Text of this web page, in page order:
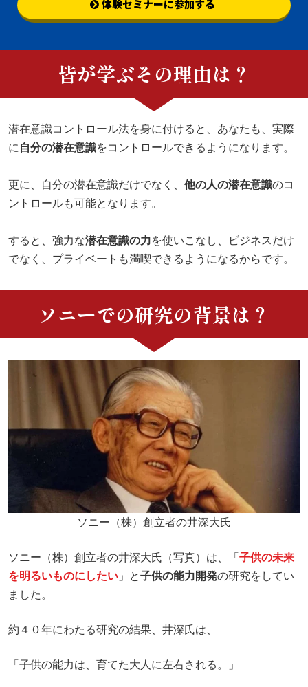
体験セミナーに参加する
皆が学ぶその理由は？
潜在意識コントロール法を身に付けると、あなたも、実際
に 自分の潜在意識をコントロールできるようになります。
更に、自分の潜在意識だけでなく、 他の人の潜在意識のコ
ントロールも可能となります。
すると、強力な潜在意識の力を使いこなし、ビジネスだけ
でなく、プライベートも満喫できるようになるからです。
ソニーでの研究の背景は？
ソニー（株）創立者の井深大氏
ソニー（株）創立者の井深大氏（写真）は、「 子供の未来
を明るいものにしたい」と子供の能力開発の研究をしてい
ました。
約４０年にわたる研究の結果、井深氏は、
「子供の能力は、育てた大人に左右される。」